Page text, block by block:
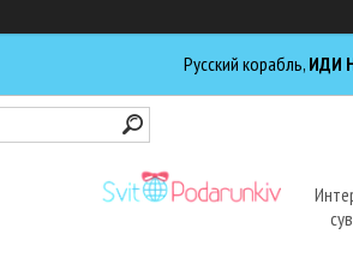
Русский корабль, ИДИ